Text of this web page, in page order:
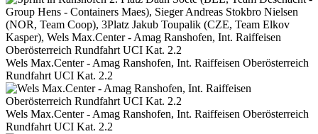
Wels Max.Center - Amag Ranshofen, Int. Raiffeisen Oberösterreich
Rundfahrt UCI Kat. 2.2
Wels Max.Center - Amag Ranshofen, Int. Raiffeisen Oberösterreich
Rundfahrt UCI Kat. 2.2